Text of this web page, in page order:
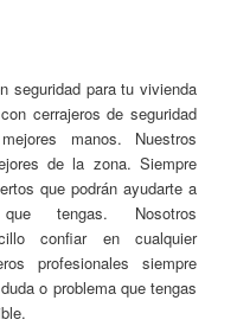
seguridad para tu vivienda
cerrajeros de seguridad
manos. Nuestros
de la zona. Siempre
que podrán ayudarte a
tengas. Nosotros
confiar en cualquier
profesionales siempre
o problema que tengas